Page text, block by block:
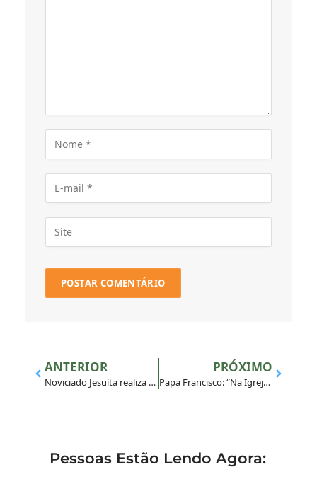
ANTERIOR
Noviciado Jesuíta realiza módulo do Projeto de Vida para jovens em Escola Agrícola
PRÓXIMO
Papa Francisco: “Na Igreja há lugar para todos, menos para o abuso”
Pessoas Estão Lendo Agora: